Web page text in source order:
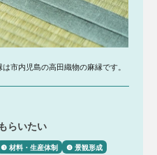
市内児島の高田織物の麻縁です。
らいたい
❸ 材料・生産体制
❹ 景観形成